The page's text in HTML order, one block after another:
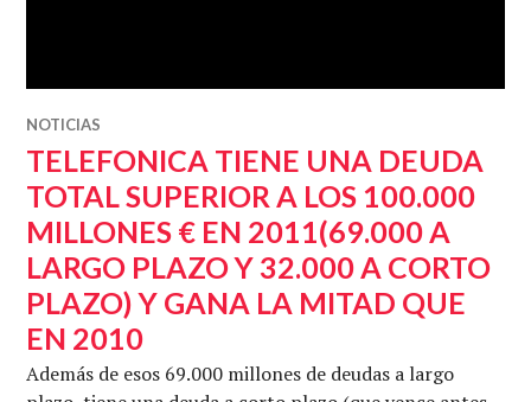
NOTICIAS
TELEFONICA TIENE UNA DEUDA
TOTAL SUPERIOR A LOS 100.000
MILLONES € EN 2011(69.000 A
LARGO PLAZO Y 32.000 A CORTO
PLAZO) Y GANA LA MITAD QUE
EN 2010
Además de esos 69.000 millones de deudas a largo